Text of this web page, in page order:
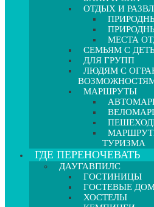
ОТДЫХ И
МЕСТА
СЕМЬЯМ С
ДЛЯ ГРУПП
ЛЮДЯМ С
МАРШРУТЫ
ТУРИЗМА
ГДЕ ПЕРЕНОЧЕВАТЬ
ДАУГАВПИЛС
ГОСТИНИЦЫ
ГОСТЕВЫЕ
ХОСТЕЛЫ